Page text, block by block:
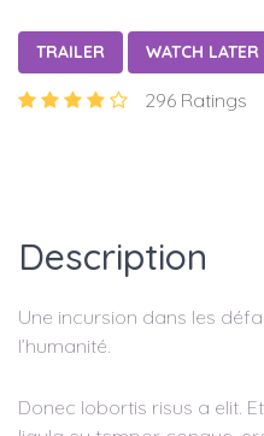
TRAILER WATCH LATER
296 Ratings
Description
Une incursion dans les
l’humanité.
Donec lobortis risus a elit.